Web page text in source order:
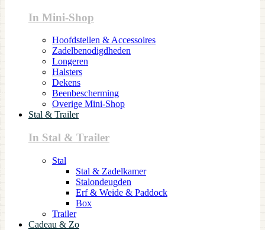
In Mini-Shop
Hoofdstellen & Accessoires
Zadelbenodigdheden
Longeren
Halsters
Dekens
Beenbescherming
Overige Mini-Shop
Stal & Trailer
In Stal & Trailer
Stal
Stal & Zadelkamer
Stalondeugden
Erf & Weide & Paddock
Box
Trailer
Cadeau & Zo